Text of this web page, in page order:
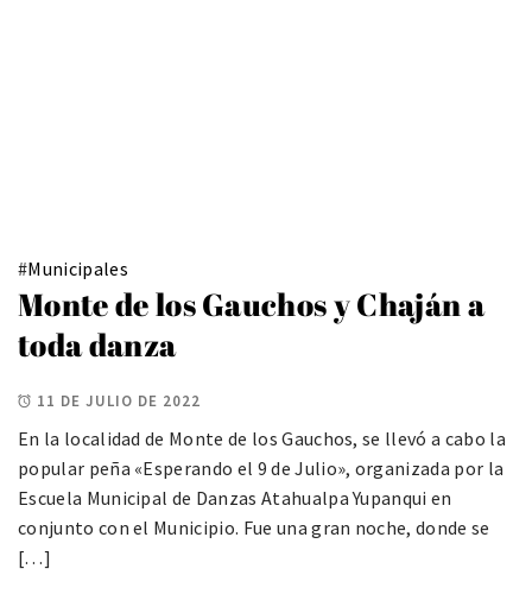
#Municipales
Monte de los Gauchos y Chaján a
toda danza
11 DE JULIO DE 2022
En la localidad de Monte de los Gauchos, se llevó a cabo la
popular peña «Esperando el 9 de Julio», organizada por la
Escuela Municipal de Danzas Atahualpa Yupanqui en
conjunto con el Municipio. Fue una gran noche, donde se
[…]